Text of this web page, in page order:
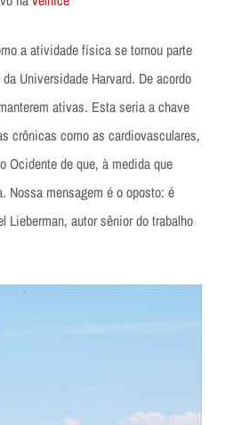
a atividade física se tornou parte
Universidade Harvard. De acordo
ativas. Esta seria a chave
crônicas como as cardiovasculares,
Ocidente de que, à medida que
Nossa mensagem é o oposto: é
autor sênior do trabalho